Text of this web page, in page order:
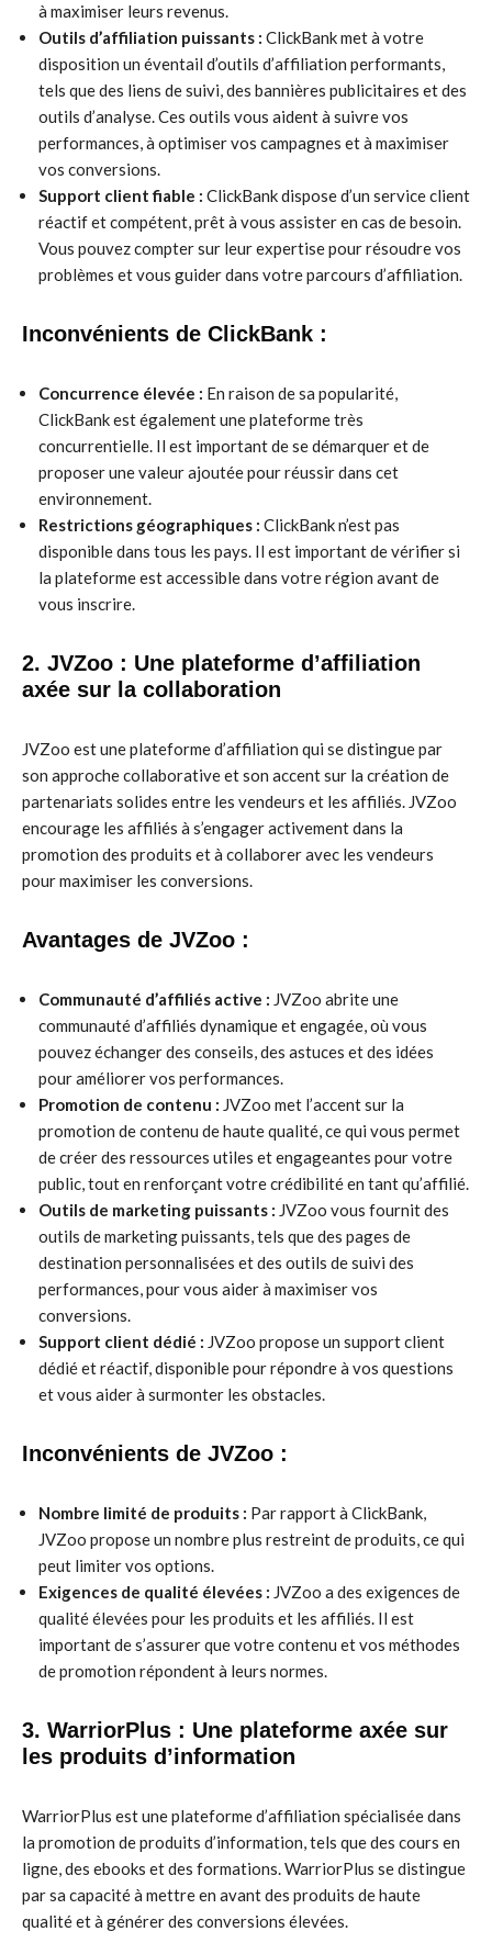
à maximiser leurs revenus.
Outils d’affiliation puissants : ClickBank met à votre
disposition un éventail d’outils d’affiliation performants,
tels que des liens de suivi, des bannières publicitaires et des
outils d’analyse. Ces outils vous aident à suivre vos
performances, à optimiser vos campagnes et à maximiser
vos conversions.
Support client fiable : ClickBank dispose d’un service client
réactif et compétent, prêt à vous assister en cas de besoin.
Vous pouvez compter sur leur expertise pour résoudre vos
problèmes et vous guider dans votre parcours d’affiliation.
Inconvénients de ClickBank :
Concurrence élevée : En raison de sa popularité,
ClickBank est également une plateforme très
concurrentielle. Il est important de se démarquer et de
proposer une valeur ajoutée pour réussir dans cet
environnement.
Restrictions géographiques : ClickBank n’est pas
disponible dans tous les pays. Il est important de vérifier si
la plateforme est accessible dans votre région avant de
vous inscrire.
2. JVZoo : Une plateforme d’affiliation
axée sur la collaboration
JVZoo est une plateforme d’affiliation qui se distingue par
son approche collaborative et son accent sur la création de
partenariats solides entre les vendeurs et les affiliés. JVZoo
encourage les affiliés à s’engager activement dans la
promotion des produits et à collaborer avec les vendeurs
pour maximiser les conversions.
Avantages de JVZoo :
Communauté d’affiliés active : JVZoo abrite une
communauté d’affiliés dynamique et engagée, où vous
pouvez échanger des conseils, des astuces et des idées
pour améliorer vos performances.
Promotion de contenu : JVZoo met l’accent sur la
promotion de contenu de haute qualité, ce qui vous permet
de créer des ressources utiles et engageantes pour votre
public, tout en renforçant votre crédibilité en tant qu’affilié.
Outils de marketing puissants : JVZoo vous fournit des
outils de marketing puissants, tels que des pages de
destination personnalisées et des outils de suivi des
performances, pour vous aider à maximiser vos
conversions.
Support client dédié : JVZoo propose un support client
dédié et réactif, disponible pour répondre à vos questions
et vous aider à surmonter les obstacles.
Inconvénients de JVZoo :
Nombre limité de produits : Par rapport à ClickBank,
JVZoo propose un nombre plus restreint de produits, ce qui
peut limiter vos options.
Exigences de qualité élevées : JVZoo a des exigences de
qualité élevées pour les produits et les affiliés. Il est
important de s’assurer que votre contenu et vos méthodes
de promotion répondent à leurs normes.
3. WarriorPlus : Une plateforme axée sur
les produits d’information
WarriorPlus est une plateforme d’affiliation spécialisée dans
la promotion de produits d’information, tels que des cours en
ligne, des ebooks et des formations. WarriorPlus se distingue
par sa capacité à mettre en avant des produits de haute
qualité et à générer des conversions élevées.